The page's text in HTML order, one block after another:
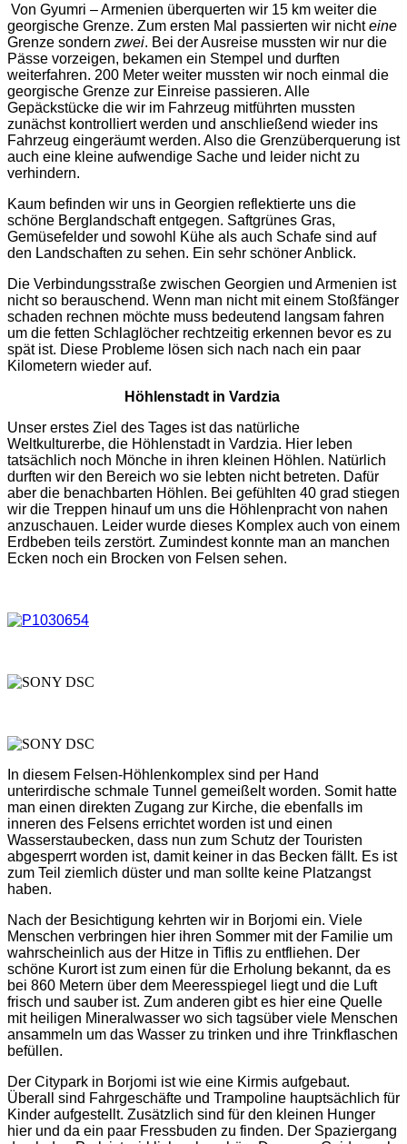
Von Gyumri – Armenien überquerten wir 15 km weiter die
georgische Grenze. Zum ersten Mal passierten wir nichteine
Grenze sondern zwei. Bei der Ausreise mussten wir nur die
Pässe vorzeigen, bekamen ein Stempel und durften
weiterfahren. 200 Meter weiter mussten wir noch einmal die
georgische Grenze zur Einreise passieren. Alle
Gepäckstücke die wir im Fahrzeug mitführten mussten
zunächst kontrolliert werden und anschließend wieder ins
Fahrzeug eingeräumt werden. Also die Grenzüberquerung ist
auch eine kleine aufwendige Sache und leider nicht zu
verhindern.
Kaum befinden wir uns in Georgien reflektierte uns die
schöne Berglandschaft entgegen. Saftgrünes Gras,
Gemüsefelder und sowohl Kühe als auch Schafe sind auf
den Landschaften zu sehen. Ein sehr schöner Anblick.
Die Verbindungsstraße zwischen Georgien und Armenien ist
nicht so berauschend. Wenn man nicht mit einem Stoßfänger
schaden rechnen möchte muss bedeutend langsam fahren
um die fetten Schlaglöcher rechtzeitig erkennen bevor es zu
spät ist. Diese Probleme lösen sich nach nach ein paar
Kilometern wieder auf.
Höhlenstadt in Vardzia
Unser erstes Ziel des Tages ist das natürliche
Weltkulturerbe, die Höhlenstadt in Vardzia. Hier leben
tatsächlich noch Mönche in ihren kleinen Höhlen. Natürlich
durften wir den Bereich wo sie lebten nicht betreten. Dafür
aber die benachbarten Höhlen. Bei gefühlten 40 grad stiegen
wir die Treppen hinauf um uns die Höhlenpracht von nahen
anzuschauen. Leider wurde dieses Komplex auch von einem
Erdbeben teils zerstört. Zumindest konnte man an manchen
Ecken noch ein Brocken von Felsen sehen.
In diesem Felsen-Höhlenkomplex sind per Hand
unterirdische schmale Tunnel gemeißelt worden. Somit hatte
man einen direkten Zugang zur Kirche, die ebenfalls im
inneren des Felsens errichtet worden ist und einen
Wasserstaubecken, dass nun zum Schutz der Touristen
abgesperrt worden ist, damit keiner in das Becken fällt. Es ist
zum Teil ziemlich düster und man sollte keine Platzangst
haben.
Nach der Besichtigung kehrten wir in Borjomi ein. Viele
Menschen verbringen hier ihren Sommer mit der Familie um
wahrscheinlich aus der Hitze in Tiflis zu entfliehen. Der
schöne Kurort ist zum einen für die Erholung bekannt, da es
bei 860 Metern über dem Meeresspiegel liegt und die Luft
frisch und sauber ist. Zum anderen gibt es hier eine Quelle
mit heiligen Mineralwasser wo sich tagsüber viele Menschen
ansammeln um das Wasser zu trinken und ihre Trinkflaschen
befüllen.
Der Citypark in Borjomi ist wie eine Kirmis aufgebaut.
Überall sind Fahrgeschäfte und Trampoline hauptsächlich für
Kinder aufgestellt. Zusätzlich sind für den kleinen Hunger
hier und da ein paar Fressbuden zu finden. Der Spaziergang